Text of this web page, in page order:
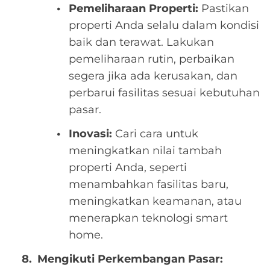
Pemeliharaan Properti: Pastikan
properti Anda selalu dalam kondisi
baik dan terawat. Lakukan
pemeliharaan rutin, perbaikan
segera jika ada kerusakan, dan
perbarui fasilitas sesuai kebutuhan
pasar.
Inovasi: Cari cara untuk
meningkatkan nilai tambah
properti Anda, seperti
menambahkan fasilitas baru,
meningkatkan keamanan, atau
menerapkan teknologi smart
home.
Mengikuti Perkembangan Pasar: